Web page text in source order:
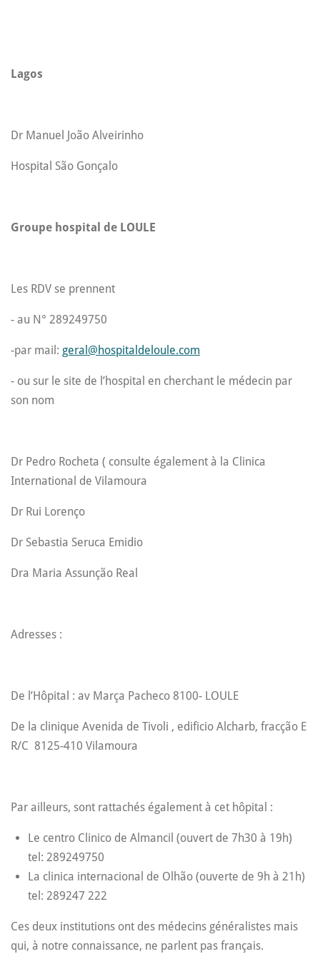
Lagos
Dr Manuel João Alveirinho
Hospital São Gonçalo
Groupe hospital de LOULE
Les RDV se prennent
- au N° 289249750
-par mail: geral@hospitaldeloule.com
- ou sur le site de l’hospital en cherchant le médecin par
son nom
Dr Pedro Rocheta ( consulte également à la Clinica
International de Vilamoura
Dr Rui Lorenço
Dr Sebastia Seruca Emidio
Dra Maria Assunção Real
Adresses :
De l’Hôpital : av Marça Pacheco 8100- LOULE
De la clinique Avenida de Tivoli , edificio Alcharb, fracção E
R/C 8125-410 Vilamoura
Par ailleurs, sont rattachés également à cet hôpital :
Le centro Clinico de Almancil (ouvert de 7h30 à 19h)
tel: 289249750
La clinica internacional de Olhão (ouverte de 9h à 21h)
tel: 289247 222
Ces deux institutions ont des médecins généralistes mais
qui, à notre connaissance, ne parlent pas français.